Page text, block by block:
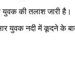
की तलाश जारी है।
युवक नदी में कूदने के